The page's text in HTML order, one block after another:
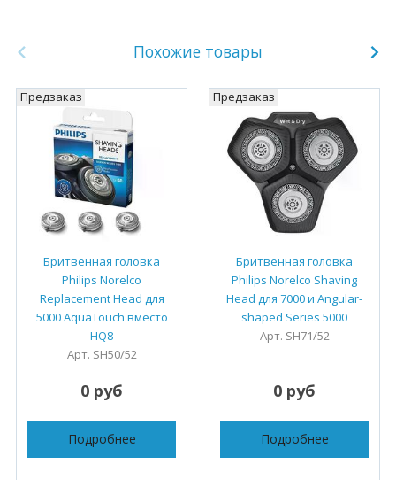
Похожие товары
Бритвенная головка
Philips Norelco
Replacement Head для
5000 AquaTouch вместо
HQ8
Арт. SH50/52
Предзаказ
0 руб
Подробнее
Бритвенная головка
Philips Norelco Shaving
Head для 7000 и Angular-
shaped Series 5000
Арт. SH71/52
Предзаказ
0 руб
Подробнее